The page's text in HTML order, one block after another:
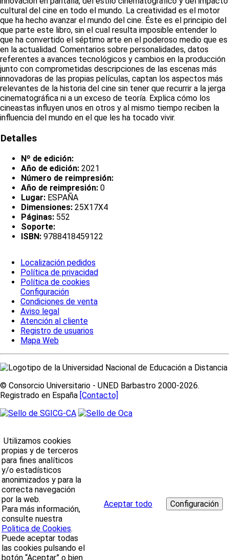
cultural del cine en todo el mundo. La creatividad es el motor
que ha hecho avanzar el mundo del cine. Éste es el principio del
que parte este libro, sin el cual resulta imposible entender lo
que ha convertido el séptimo arte en el poderoso medio que es
en la actualidad. Comentarios sobre personalidades, datos
referentes a avances tecnológicos y cambios en la producción
junto con comprometidas descripciones de las escenas más
innovadoras de las propias películas, captan los aspectos más
relevantes de la historia del cine sin tener que recurrir a la jerga
cinematográfica ni a un exceso de teoría. Explica cómo los
cineastas influyen unos en otros y al mismo tiempo reciben la
influencia del mundo en el que les ha tocado vivir.
Detalles
Nº de edición:
Año de edición: 2021
Número de reimpresión:
Año de reimpresión: 0
Lugar: ESPAÑA
Dimensiones: 25X17X4
Páginas: 552
Soporte:
ISBN: 9788418459122
Localización pedidos
Política de privacidad
Política de cookies
Configuración
Condiciones de venta
Aviso legal
Atención al cliente
Registro de usuarios
Mapa Web
© Consorcio Universitario - UNED Barbastro 2000-2026.
Registrado en España [Contacto]
Utilizamos cookies
propias y de terceros
para fines analíticos
y/o estadísticos
anonimizados y para la
correcta navegación
por la web.
Para más información,
consulte nuestra
Politica de Cookies.
Puede aceptar todas
las cookies pulsando el
botón “Aceptar” o bien
Aceptar todo